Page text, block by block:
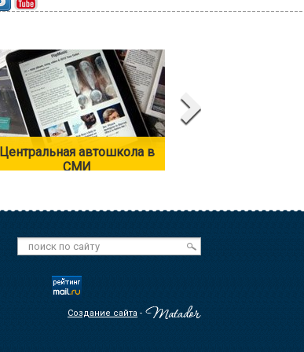
Центральная автошкола в
СМИ
Создание сайта -